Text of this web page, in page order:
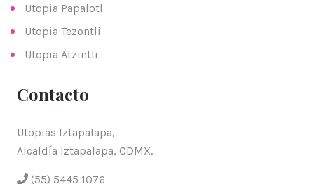
Utopia Papalotl
Utopia Tezontli
Utopia Atzintli
Contacto
Utopias Iztapalapa,
Alcaldía Iztapalapa, CDMX.
(55) 5445 1076